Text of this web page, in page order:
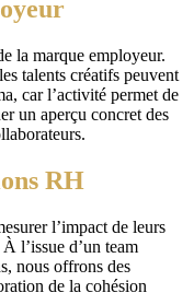
la marque employeur.
talents créatifs peuvent
car l’activité permet de
un aperçu concret des
RH
l’impact de leurs
l’issue d’un team
nous offrons des
de la cohésion